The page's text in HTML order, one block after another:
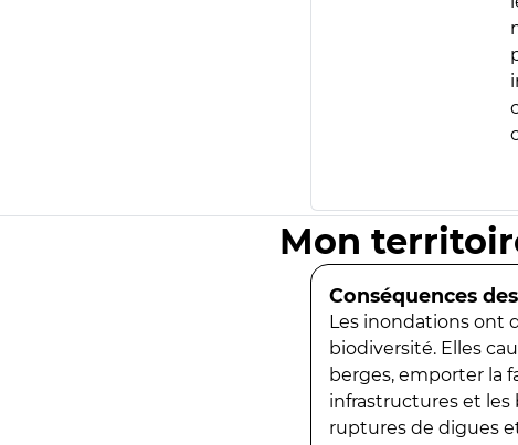
Mon
Conséquences
Les inondations ont
biodiversité. Elles
berges, emporter la
infrastructures et les
ruptures de digues